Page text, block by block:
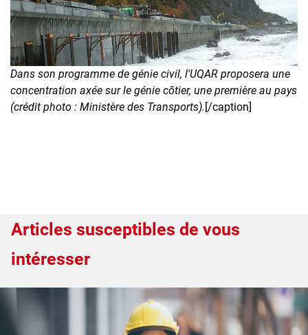
Dans son programme de génie civil, l'UQAR proposera une
concentration axée sur le génie côtier, une première au pays
(crédit photo : Ministère des Transports). [/caption]
Articles susceptibles de vous
intéresser